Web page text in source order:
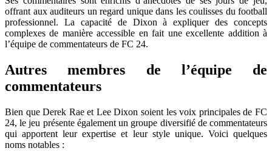
offrant aux auditeurs un regard unique dans les coulisses du football
professionnel. La capacité de Dixon à expliquer des concepts
complexes de manière accessible en fait une excellente addition à
l’équipe de commentateurs de FC 24.
Autres membres de l’équipe de
commentateurs
Bien que Derek Rae et Lee Dixon soient les voix principales de FC
24, le jeu présente également un groupe diversifié de commentateurs
qui apportent leur expertise et leur style unique. Voici quelques
noms notables :